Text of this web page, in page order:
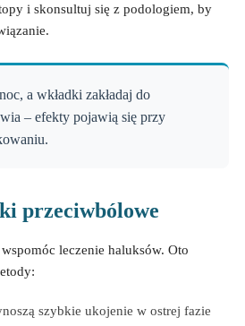
i skonsultuj się z podologiem, by
a wkładki zakładaj do
– efekty pojawią się przy
przeciwbólowe
leczenie haluksów. Oto
szybkie ukojenie w ostrej fazie